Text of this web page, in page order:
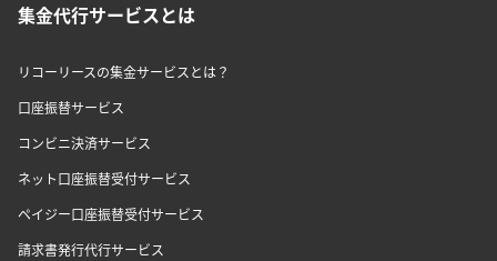
集金代行サービスとは
リコーリースの集金サービスとは？
口座振替サービス
コンビニ決済サービス
ネット口座振替受付サービス
ペイジー口座振替受付サービス
請求書発行代行サービス